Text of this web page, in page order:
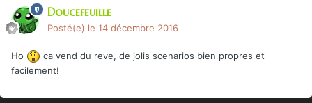
Doucefeuille
Posté(e) le 14 décembre 2016
Ho
ca vend du reve, de jolis scenarios bien propres et
facilement!